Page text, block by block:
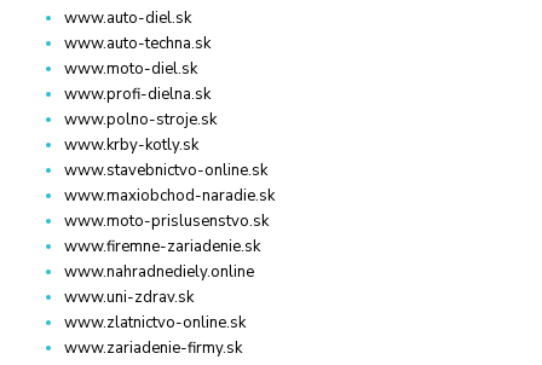
www.auto-diel.sk
www.auto-techna.sk
www.moto-diel.sk
www.profi-dielna.sk
www.polno-stroje.sk
www.krby-kotly.sk
www.stavebnictvo-online.sk
www.maxiobchod-naradie.sk
www.moto-prislusenstvo.sk
www.firemne-zariadenie.sk
www.nahradnediely.online
www.uni-zdrav.sk
www.zlatnictvo-online.sk
www.zariadenie-firmy.sk